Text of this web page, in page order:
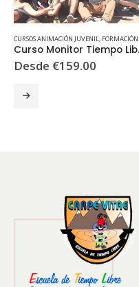
CURSOS ANIMACIÓN JUVENIL, FORMACIÓN
Desde €159.00